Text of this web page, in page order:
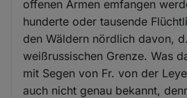
offenen Armen emfangen
hunderte oder tausende
den Wäldern nördlich davon,
weißrussischen Grenze. Was
mit Segen von Fr. von der
auch nicht genau bekannt,